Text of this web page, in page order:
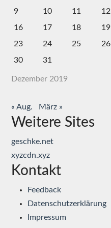
Dezember 2019
9
10 11 12
16
17 18 19
23
24 25 26
30
31
« Aug. März »
Weitere Sites
geschke.net
xyzcdn.xyz
Kontakt
Feedback
Datenschutzerklärung
Impressum